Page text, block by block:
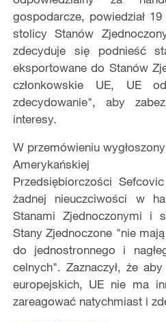
gospodarcze, powiedział
stolicy Stanów
zdecyduje się podnieść
eksportowane do Stanów
członkowskie UE, UE
zdecydowanie", aby
interesy.
W przemówieniu
Amerykańskiej
Przedsiębiorczości Sefcovic
żadnej nieuczciwości w
Stanami Zjednoczonymi i
Stany Zjednoczone "nie
do jednostronnego i
celnych". Zaznaczył, że
europejskich, UE nie ma
zareagować natychmiast i